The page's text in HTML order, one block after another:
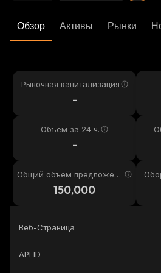
Обзор Активы Рынки
Рыночная капитализация
-
Объем за 24 ч.
-
Общий объем предложени
150,000
Веб-Страница
API ID